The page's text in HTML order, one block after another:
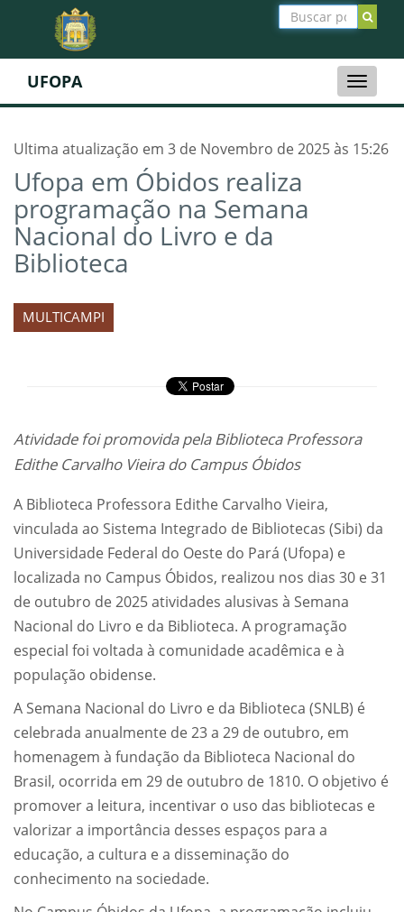
Toggle
UFOPA
Ultima atualização em 3 de Novembro de 2025 às 15:26
Ufopa em Óbidos realiza
programação na Semana
Nacional do Livro e da
Biblioteca
MULTICAMPI
Atividade foi promovida pela Biblioteca Professora
Edithe Carvalho Vieira do Campus Óbidos
A Biblioteca Professora Edithe Carvalho Vieira,
vinculada ao Sistema Integrado de Bibliotecas (Sibi) da
Universidade Federal do Oeste do Pará (Ufopa) e
localizada no Campus Óbidos, realizou nos dias 30 e 31
de outubro de 2025 atividades alusivas à Semana
Nacional do Livro e da Biblioteca. A programação
especial foi voltada à comunidade acadêmica e à
população obidense.
A Semana Nacional do Livro e da Biblioteca (SNLB) é
celebrada anualmente de 23 a 29 de outubro, em
homenagem à fundação da Biblioteca Nacional do
Brasil, ocorrida em 29 de outubro de 1810. O objetivo é
promover a leitura, incentivar o uso das bibliotecas e
valorizar a importância desses espaços para a
educação, a cultura e a disseminação do
conhecimento na sociedade.